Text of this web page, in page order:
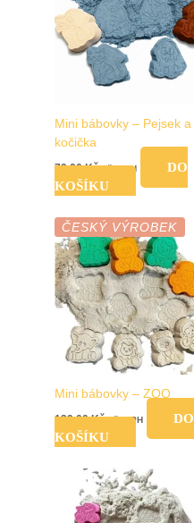
Mini bábovky – Pejsek a
kočička
79,00Kč vč. DPH
DO
KOŠÍKU
ČESKÝ VÝROBEK
Mini bábovky – ZOO
139,00Kč vč. DPH
DO
KOŠÍKU